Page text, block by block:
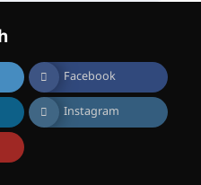
എല്ലാ
ഡോക്ടറേറ്റ്
ആര്യ
Facebook
Instagram